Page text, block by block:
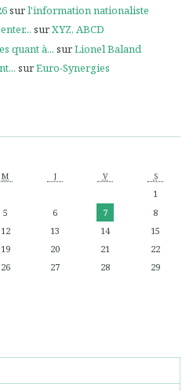
surl'information nationaliste
surXYZ, ABCD
quant à... surLionel Baland
surEuro-Synergies
M J V S
1
5 6 7
8
12 13 14
15
19 20 21
22
26 27 28
29